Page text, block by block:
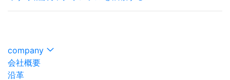
company
会社概要
沿革